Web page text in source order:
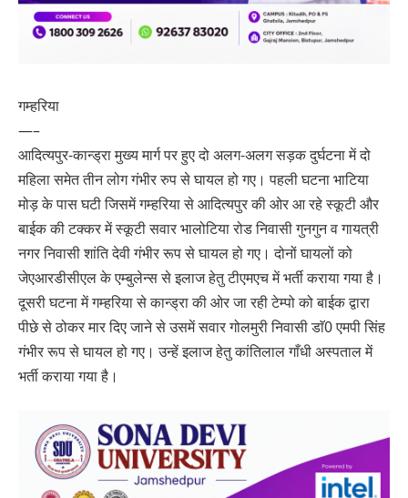
गम्हरिया
—–
आदित्यपुर-कान्ड्रा मुख्य मार्ग पर हुए दो अलग-अलग सड़क दुर्घटना में दो
महिला समेत तीन लोग गंभीर रुप से घायल हो गए। पहली घटना भाटिया
मोड़ के पास घटी जिसमें गम्हरिया से आदित्यपुर की ओर आ रहे स्कूटी और
बाईक की टक्कर में स्कूटी सवार भालोटिया रोड निवासी गुनगुन व गायत्री
नगर निवासी शांति देवी गंभीर रूप से घायल हो गए। दोनों घायलों को
जेएआरडीसीएल के एम्बुलेन्स से इलाज हेतु टीएमएच में भर्ती कराया गया है।
दूसरी घटना में गम्हरिया से कान्ड्रा की ओर जा रही टेम्पो को बाईक द्वारा
पीछे से ठोकर मार दिए जाने से उसमें सवार गोलमुरी निवासी डाॅ0 एमपी सिंह
गंभीर रूप से घायल हो गए। उन्हें इलाज हेतु कांतिलाल गाँधी अस्पताल में
भर्ती कराया गया है।